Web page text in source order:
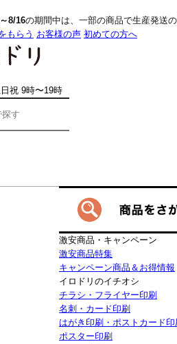
は、一部の商品で生産発送の制限をいただ
もらう お客様の声 初めての方へ
祝 9時〜19時
激安商品・キャンペーン
激安商品特集
キャンペーン商品＆お得情報
イロドリのイチオシ
チラシ・フライヤー印刷
名刺・カード印刷
はがき印刷・ポストカード印
ポスター印刷